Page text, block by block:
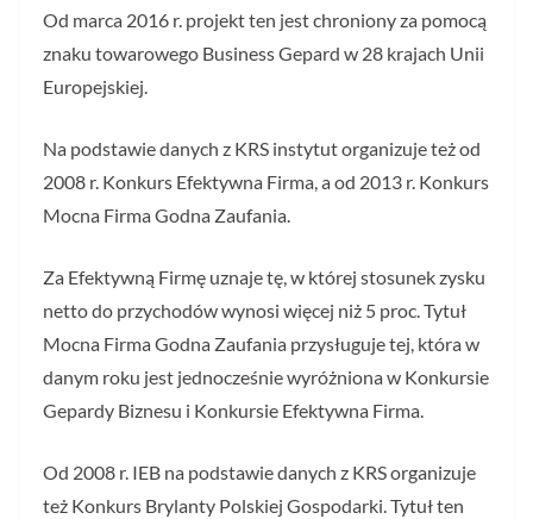
Od marca 2016 r. projekt ten jest chroniony za pomocą
znaku towarowego Business Gepard w 28 krajach Unii
Europejskiej.
Na podstawie danych z KRS instytut organizuje też od
2008 r. Konkurs Efektywna Firma, a od 2013 r. Konkurs
Mocna Firma Godna Zaufania.
Za Efektywną Firmę uznaje tę, w której stosunek zysku
netto do przychodów wynosi więcej niż 5 proc. Tytuł
Mocna Firma Godna Zaufania przysługuje tej, która w
danym roku jest jednocześnie wyróżniona w Konkursie
Gepardy Biznesu i Konkursie Efektywna Firma.
Od 2008 r. IEB na podstawie danych z KRS organizuje
też Konkurs Brylanty Polskiej Gospodarki. Tytuł ten